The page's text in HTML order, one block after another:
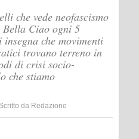
che vede neofascismo
Bella Ciao ogni 5
che movimenti
trovano terreno in
di crisi socio-
che stiamo
Scritto da Redazione